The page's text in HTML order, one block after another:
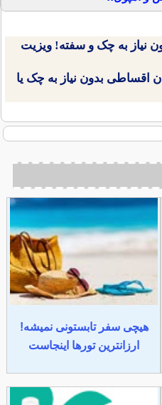
نیاز به چک و سفته! ویزیت
اقساطی بدون نیاز به چک یا
هیچی سفر تابستونی نمیشه!
ارزانترین تورها اینجاست